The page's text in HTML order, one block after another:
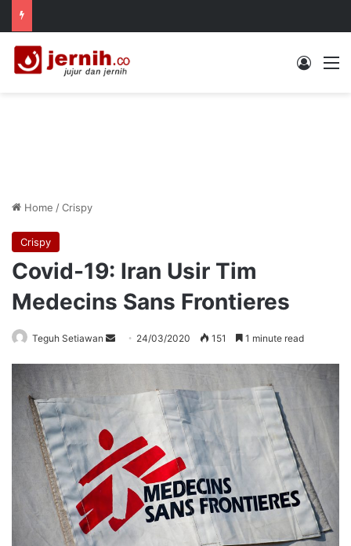
Log In
Home /Crispy
Crispy
Covid-19: Iran Usir Tim
Medecins Sans Frontieres
Teguh Setiawan
Send 24/03/2020 151 1 minute read